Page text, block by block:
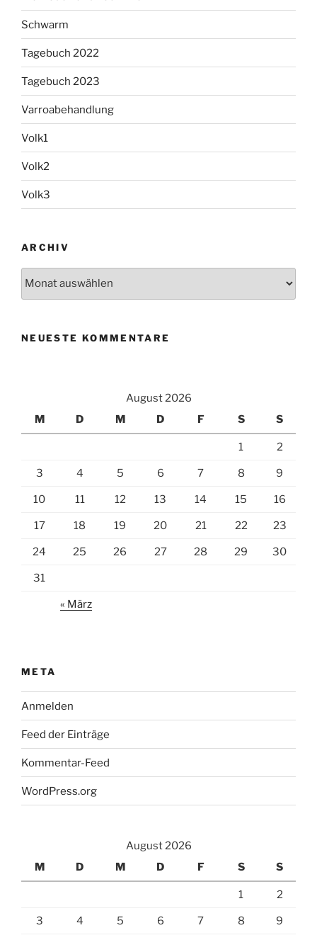
Schwarm
Tagebuch 2022
Tagebuch 2023
Varroabehandlung
Volk1
Volk2
Volk3
ARCHIV
NEUESTE KOMMENTARE
August 2026
M
D M D F S S
1 2
3 4 5 6 7 8 9
10 11 12 13 14 15 16
17 18 19 20 21 22 23
24 25 26 27 28 29 30
31
« März
META
Anmelden
Feed der Einträge
Kommentar-Feed
WordPress.org
August 2026
M
D M D F S S
1 2
3 4 5 6 7 8 9